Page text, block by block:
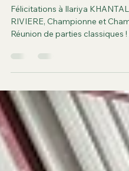
Championnat de
Individuel 2026 -
résultats
Réunion de parties classiques
édition 2026 qui s'est déroulée
dans le cadre exceptionnel de
Créolia . Les lauréats du
Categorie Féminine 🥇Ilariya
Échiquier Du Nord 🥈Anaé
DEUDIN - Le Petit Cavalier de